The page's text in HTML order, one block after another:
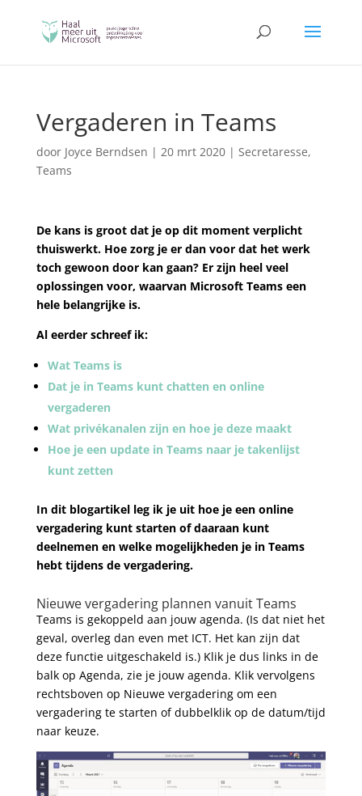
Vergaderen in Teams
door Joyce Berndsen | 20 mrt 2020| Secretaresse,
Teams
De kans is groot dat je op dit moment verplicht
thuiswerkt. Hoe zorg je er dan voor dat het werk
toch gewoon door kan gaan? Er zijn heel veel
oplossingen voor, waarvan Microsoft Teams een
hele belangrijke is.
Al eerder schreef ik:
Wat Teams is
Dat je in Teams kunt chatten en online
vergaderen
Wat privékanalen zijn en hoe je deze maakt
Hoe je een update in Teams naar je takenlijst
kunt zetten
In dit blogartikel leg ik je uit hoe je een online
vergadering kunt starten of daaraan kunt
deelnemen en welke mogelijkheden je in Teams
hebt tijdens de vergadering.
Nieuwe vergadering plannen vanuit Teams
Teams is gekoppeld aan jouw agenda. (Is dat niet het
geval, overleg dan even met ICT. Het kan zijn dat
deze functie uitgeschakeld is.) Klik je dus links in de
balk op Agenda, zie je jouw agenda. Klik vervolgens
rechtsboven op Nieuwe vergadering om een
vergadering te starten of dubbelklik op de datum/tijd
naar keuze.